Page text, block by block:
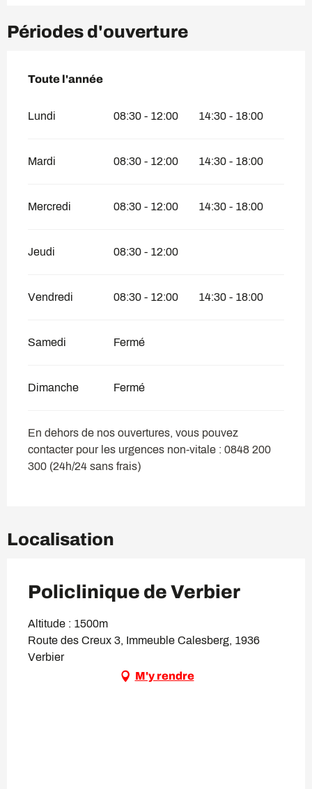
Périodes d'ouverture
Toute l'année
Toute l'année
Lundi 08:30 - 12:00 14:30 - 18:00
Mardi 08:30 - 12:00 14:30 - 18:00
Mercredi 08:30 - 12:00 14:30 - 18:00
Jeudi 08:30 - 12:00
Vendredi 08:30 - 12:00 14:30 - 18:00
Samedi Fermé
Dimanche Fermé
En dehors de nos ouvertures, vous pouvez
contacter pour les urgences non-vitale : 0848 200
300 (24h/24 sans frais)
Localisation
Policlinique de Verbier
Altitude : 1500m
Route des Creux 3, Immeuble Calesberg, 1936
Verbier
M'y rendre